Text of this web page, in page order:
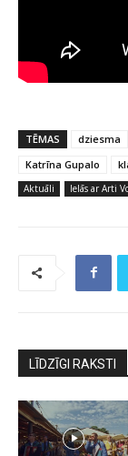
TĒMAS dziesma
Katrīna Gupalo
Aktuāli Ielās ar Arti
LĪDZĪGI RAKSTI